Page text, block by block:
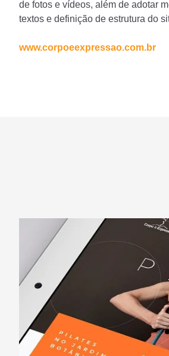
de fotos e vídeos, além de adotar
textos e definição de estrutura do
www.corpoeexpressao.com.br